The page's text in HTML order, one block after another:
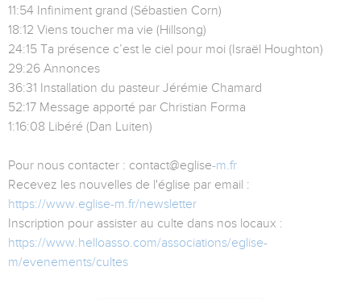
11:54 Infiniment grand (Sébastien Corn)
18:12 Viens toucher ma vie (Hillsong)
24:15 Ta présence c’est le ciel pour moi (Israël Houghton)
29:26 Annonces
36:31 Installation du pasteur Jérémie Chamard
52:17 Message apporté par Christian Forma
1:16:08 Libéré (Dan Luiten)
Pour nous contacter : contact@eglise-m.fr
Recevez les nouvelles de l'église par email :
https://www.eglise-m.fr/newsletter
Inscription pour assister au culte dans nos locaux :
https://www.helloasso.com/associations/eglise-
m/evenements/cultes